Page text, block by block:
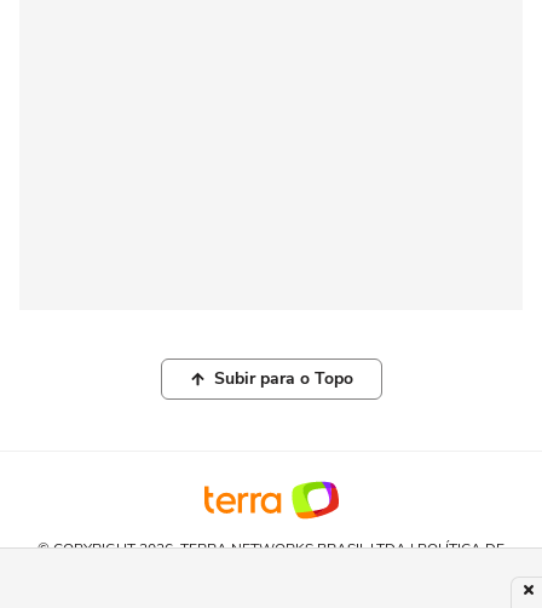
Subir para o Topo
© COPYRIGHT 2026, TERRA NETWORKS BRASIL LTDA |POLÍTICA DE